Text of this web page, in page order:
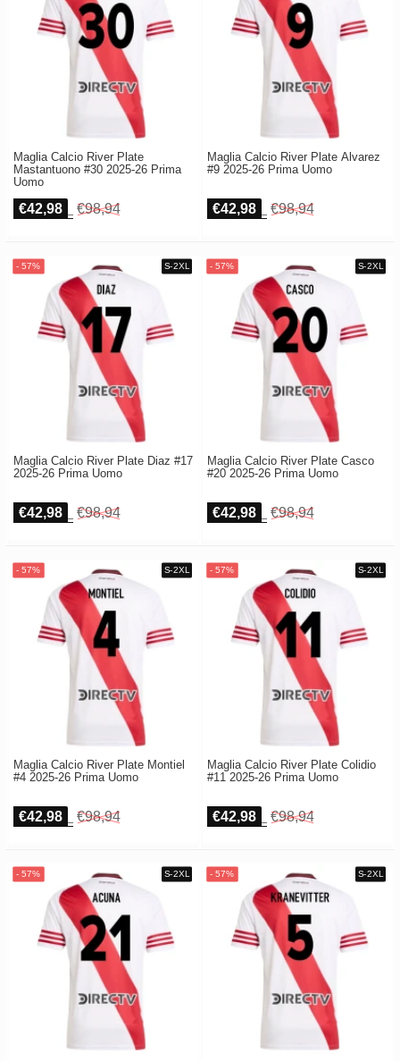
Maglia Calcio River Plate
Mastantuono #30 2025-26 Prima
Uomo
€42,98 €98,94
Maglia Calcio River Plate Alvarez
#9 2025-26 Prima Uomo
€42,98 €98,94
Maglia Calcio River Plate Diaz #17
2025-26 Prima Uomo
€42,98 €98,94
Maglia Calcio River Plate Casco
#20 2025-26 Prima Uomo
€42,98 €98,94
Maglia Calcio River Plate Montiel
#4 2025-26 Prima Uomo
€42,98 €98,94
Maglia Calcio River Plate Colidio
#11 2025-26 Prima Uomo
€42,98 €98,94